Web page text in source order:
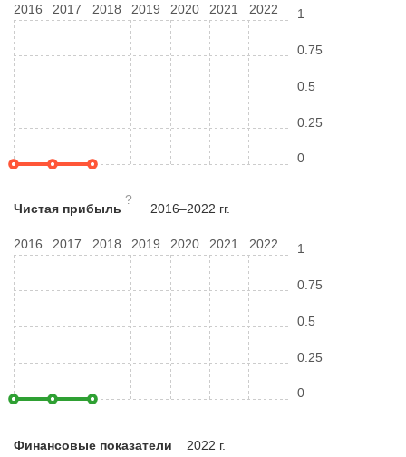
2016 2017 2018 2019 2020 2021 2022
0
0.25
0.5
0.75
1
Чистая прибыль
?
2016–2022 гг.
2016 2017 2018 2019 2020 2021 2022
0
0.25
0.5
0.75
1
Финансовые показатели 2022 г.